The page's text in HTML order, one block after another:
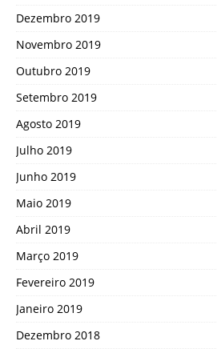
Dezembro 2019
Novembro 2019
Outubro 2019
Setembro 2019
Agosto 2019
Julho 2019
Junho 2019
Maio 2019
Abril 2019
Março 2019
Fevereiro 2019
Janeiro 2019
Dezembro 2018